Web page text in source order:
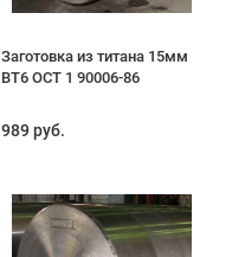
Заготовка из титана 15мм
ВТ6 ОСТ 1 90006-86
989 руб.